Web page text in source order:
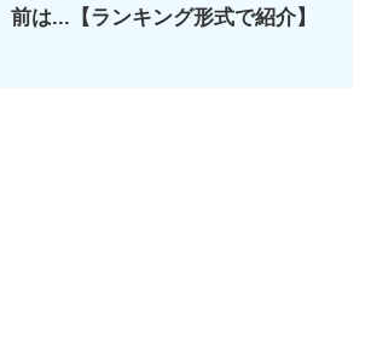
前は...【ランキング形式で紹介】